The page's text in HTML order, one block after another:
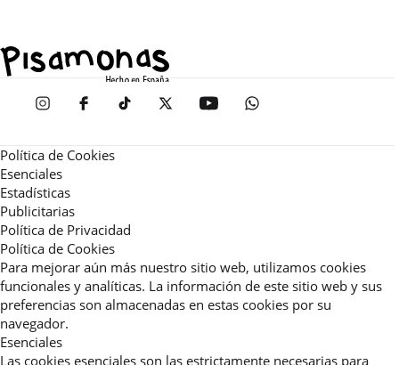
Política de Cookies
Esenciales
Estadísticas
Publicitarias
Política de Privacidad
Política de Cookies
Para mejorar aún más nuestro sitio web, utilizamos cookies
funcionales y analíticas. La información de este sitio web y sus
preferencias son almacenadas en estas cookies por su
navegador.
Esenciales
Las cookies esenciales son las estrictamente necesarias para